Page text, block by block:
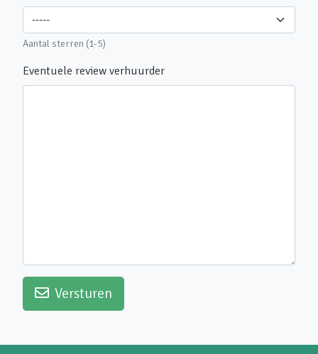
Aantal sterren (1-5)
Eventuele review verhuurder
Versturen